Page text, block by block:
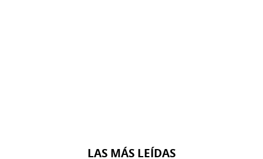
LAS MÁS LEÍDAS